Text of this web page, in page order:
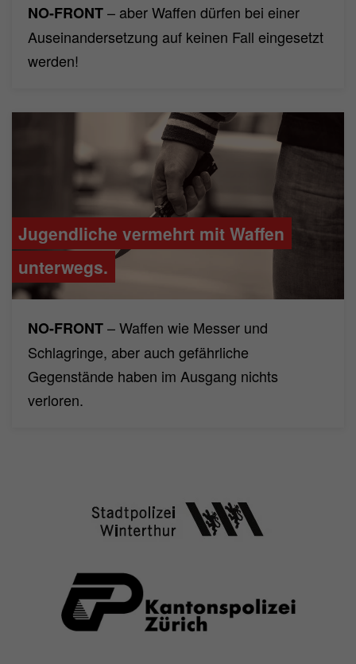
NO-FRONT– aber Waffen dürfen bei einer
Auseinandersetzung auf keinen Fall eingesetzt
werden!
Jugendliche vermehrt mit Waffen
unterwegs.
NO-FRONT– Waffen wie Messer und
Schlagringe, aber auch gefährliche
Gegenstände haben im Ausgang nichts
verloren.